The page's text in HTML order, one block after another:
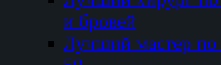
и бровей
Лучший мастер